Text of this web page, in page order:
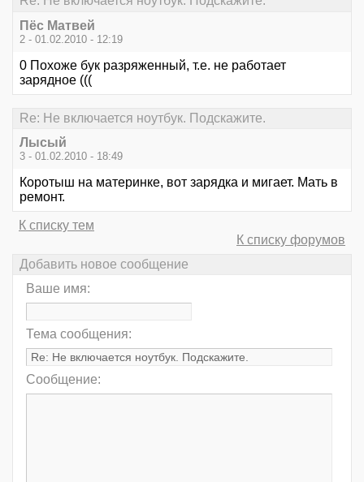
Пёс Матвей
2 - 01.02.2010 - 12:19
0 Похоже бук разряженный, т.е. не работает
зарядное (((
Re: Не включается ноутбук. Подскажите.
Лысый
3 - 01.02.2010 - 18:49
Коротыш на материнке, вот зарядка и мигает. Мать в
ремонт.
К списку тем
К списку форумов
Добавить новое сообщение
Ваше имя:
Тема сообщения:
Сообщение: